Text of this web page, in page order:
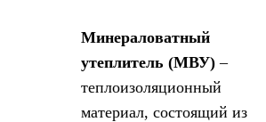
Минераловатный
утеплитель (МВУ) –
теплоизоляционный
материал, состоящий из